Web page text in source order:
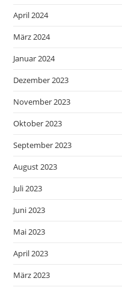
April 2024
März 2024
Januar 2024
Dezember 2023
November 2023
Oktober 2023
September 2023
August 2023
Juli 2023
Juni 2023
Mai 2023
April 2023
März 2023